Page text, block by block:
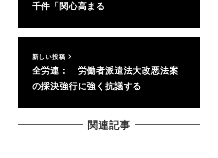
千件「関心高まる
新しい投稿
全労連： 労働者派遣法大改悪法案
の採決強行に強く抗議する
関連記事